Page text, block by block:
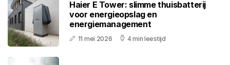
Haier E Tower: slimme thuisbatterij
voor energieopslag en
energiemanagement
11 mei 2026 4 min leestijd